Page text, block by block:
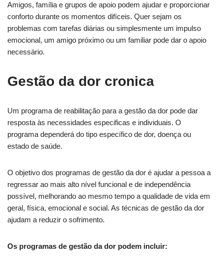
Amigos, família e grupos de apoio podem ajudar e proporcionar
conforto durante os momentos difíceis. Quer sejam os
problemas com tarefas diárias ou simplesmente um impulso
emocional, um amigo próximo ou um familiar pode dar o apoio
necessário.
Gestão da dor cronica
Um programa de reabilitação para a gestão da dor pode dar
resposta às necessidades especificas e individuais. O
programa dependerá do tipo específico de dor, doença ou
estado de saúde.
O objetivo dos programas de gestão da dor é ajudar a pessoa a
regressar ao mais alto nível funcional e de independência
possível, melhorando ao mesmo tempo a qualidade de vida em
geral, física, emocional e social. As técnicas de gestão da dor
ajudam a reduzir o sofrimento.
Os programas de gestão da dor podem incluir: